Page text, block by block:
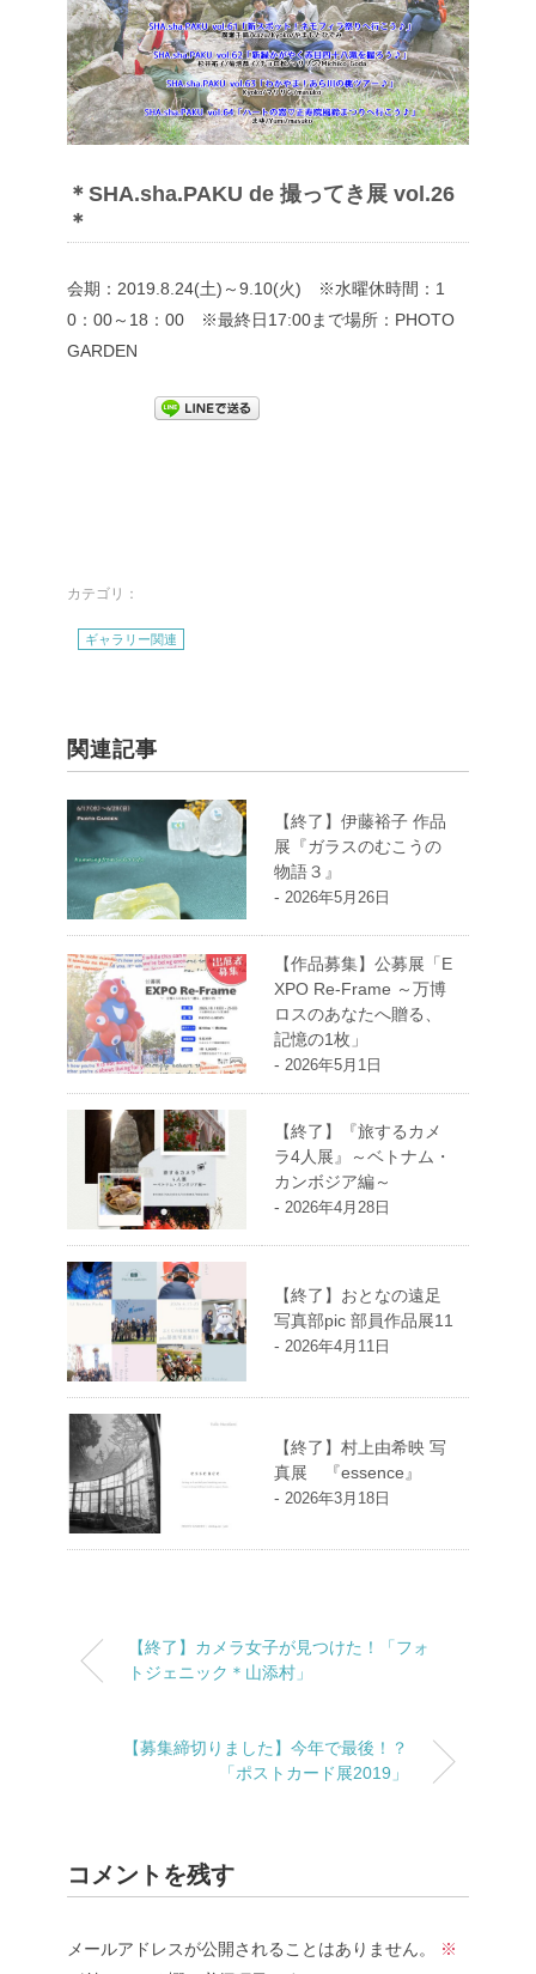
＊SHA.sha.PAKU de 撮ってき展 vol.26
＊
会期：2019.8.24(土)～9.10(火) ※水曜休時間：1
0：00～18：00 ※最終日17:00まで場所：PHOTO
GARDEN
カテゴリ：
ギャラリー関連
関連記事
【終了】伊藤裕子 作品
展『ガラスのむこうの
物語３』
- 2026年5月26日
【作品募集】公募展「E
XPO Re-Frame ～万博
ロスのあなたへ贈る、
記憶の1枚」
- 2026年5月1日
【終了】『旅するカメ
ラ4人展』～ベトナム・
カンボジア編～
- 2026年4月28日
【終了】おとなの遠足
写真部pic 部員作品展11
- 2026年4月11日
【終了】村上由希映 写
真展 『essence』
- 2026年3月18日
【終了】カメラ女子が見つけた！「フォ
トジェニック＊山添村」
【募集締切りました】今年で最後！？
「ポストカード展2019」
コメントを残す
メールアドレスが公開されることはありません。
※